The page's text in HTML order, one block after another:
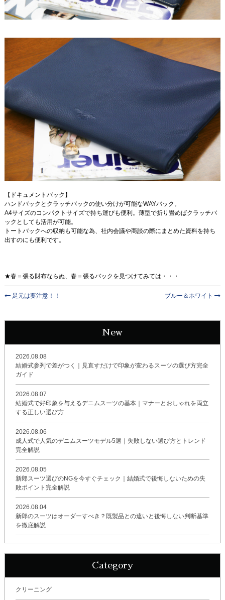
【ドキュメントバック】
ハンドバックとクラッチバックの使い分けが可能なWAYバック。
A4サイズのコンパクトサイズで持ち運びも便利。薄型で折り畳めばクラッチバ
ックとしても活用が可能。
トートバックへの収納も可能な為、社内会議や商談の際にまとめた資料を持ち
出すのにも便利です。
★春＝張る財布ならぬ、春＝張るバックを見つけてみては・・・
足元は要注意！！ ブルー＆ホワイト
New
2026.08.08
結婚式参列で差がつく｜見直すだけで印象が変わるスーツの選び方完全
ガイド
2026.08.07
結婚式で好印象を与えるデニムスーツの基本｜マナーとおしゃれを両立
する正しい選び方
2026.08.06
成人式で人気のデニムスーツモデル5選｜失敗しない選び方とトレンド
完全解説
2026.08.05
新郎スーツ選びのNGを今すぐチェック｜結婚式で後悔しないための失
敗ポイント完全解説
2026.08.04
新郎のスーツはオーダーすべき？既製品との違いと後悔しない判断基準
を徹底解説
Category
クリーニング